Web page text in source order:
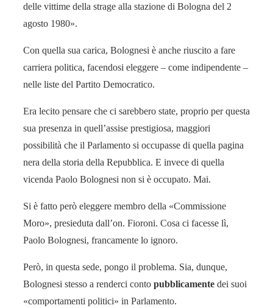
delle vittime della strage alla stazione di Bologna del 2
agosto 1980».
Con quella sua carica, Bolognesi è anche riuscito a fare
carriera politica, facendosi eleggere – come indipendente –
nelle liste del Partito Democratico.
Era lecito pensare che ci sarebbero state, proprio per questa
sua presenza in quell’assise prestigiosa, maggiori
possibilità che il Parlamento si occupasse di quella pagina
nera della storia della Repubblica. E invece di quella
vicenda Paolo Bolognesi non si è occupato. Mai.
Si è fatto però eleggere membro della «Commissione
Moro», presieduta dall’on. Fioroni. Cosa ci facesse lì,
Paolo Bolognesi, francamente lo ignoro.
Però, in questa sede, pongo il problema. Sia, dunque,
Bolognesi stesso a renderci conto pubblicamente dei suoi
«comportamenti politici» in Parlamento.